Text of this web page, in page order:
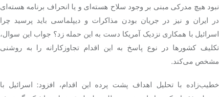
نبود هیچ مدرکی مبنی بر وجود سلاح هسته‌ای و یا انحراف برنامه هسته‌ای
در ایران و نیز در جریان بودن مذاکرات و دیپلماسی باید پرسید چرا
اسرائیل با همکاری نزدیک آمریکا دست به این حمله زد؟ جواب این سوال،
تکلیف کشورها در نوع پاسخ به این اقدام تجاوزکارانه را به روشنی
مشخص می‌کند.
خطیب‌زاده با تحلیل اهداف پشت پرده این اقدام، افزود: اسرائیل با